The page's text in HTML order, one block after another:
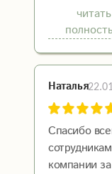
сделали
себе
хоть и не
обсуждали
мелкие
Девушка, с
которой я
читать
Наталья
Спасибо
сотрудникам
компании за